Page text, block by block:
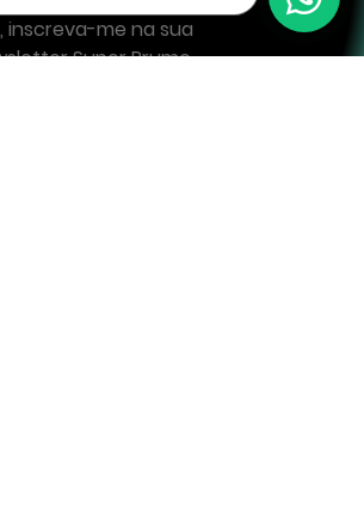
inscreva-me na sua
Super Prumo